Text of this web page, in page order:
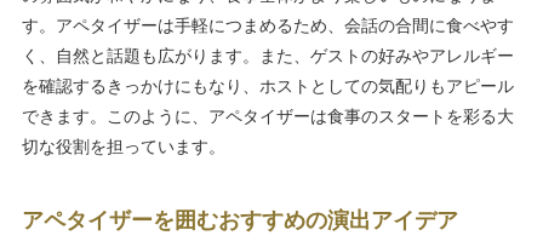
す。アペタイザーは手軽につまめるため、会話の合間に食べやす
く、自然と話題も広がります。また、ゲストの好みやアレルギー
を確認するきっかけにもなり、ホストとしての気配りもアピール
できます。このように、アペタイザーは食事のスタートを彩る大
切な役割を担っています。
アペタイザーを囲むおすすめの演出アイデア